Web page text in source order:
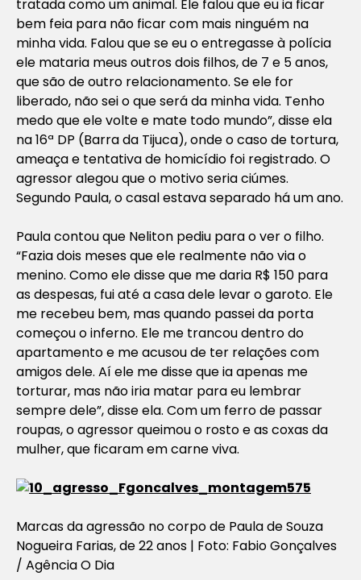
tratada como um animal. Ele falou que eu ia ficar
bem feia para não ficar com mais ninguém na
minha vida. Falou que se eu o entregasse à polícia
ele mataria meus outros dois filhos, de 7 e 5 anos,
que são de outro relacionamento. Se ele for
liberado, não sei o que será da minha vida. Tenho
medo que ele volte e mate todo mundo”, disse ela
na 16ª DP (Barra da Tijuca), onde o caso de tortura,
ameaça e tentativa de homicídio foi registrado. O
agressor alegou que o motivo seria ciúmes.
Segundo Paula, o casal estava separado há um ano.
Paula contou que Neliton pediu para o ver o filho.
“Fazia dois meses que ele realmente não via o
menino. Como ele disse que me daria R$ 150 para
as despesas, fui até a casa dele levar o garoto. Ele
me recebeu bem, mas quando passei da porta
começou o inferno. Ele me trancou dentro do
apartamento e me acusou de ter relações com
amigos dele. Aí ele me disse que ia apenas me
torturar, mas não iria matar para eu lembrar
sempre dele”, disse ela. Com um ferro de passar
roupas, o agressor queimou o rosto e as coxas da
mulher, que ficaram em carne viva.
Marcas da agressão no corpo de Paula de Souza
Nogueira Farias, de 22 anos | Foto: Fabio Gonçalves
/ Agência O Dia